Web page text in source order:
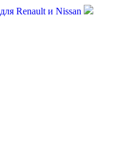
Renault и Nissan